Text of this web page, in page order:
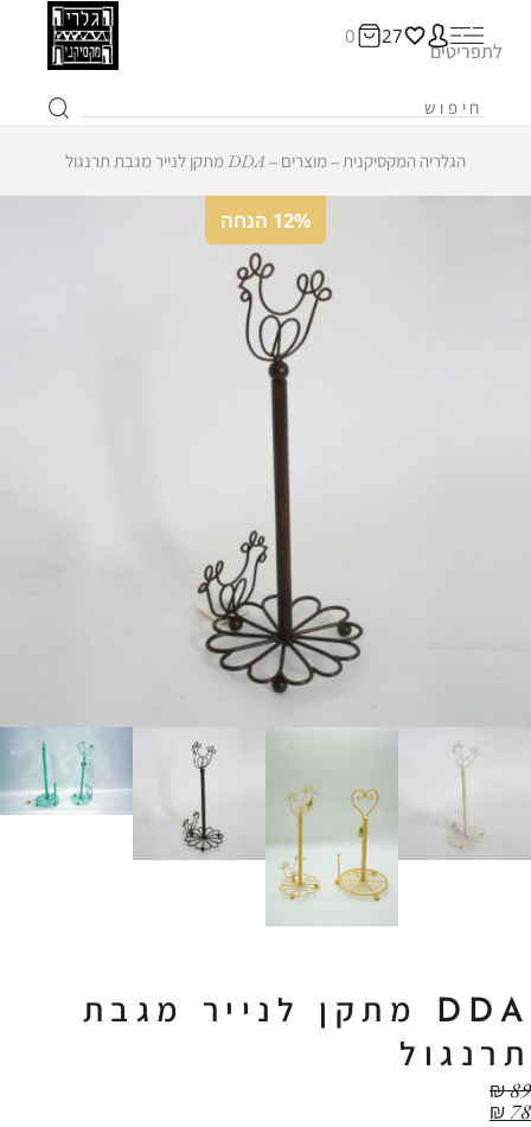
27
0
לתפריטים
הגלריה המקסיקנית ‒מוצרים ‒ DDA מתקן לנייר מגבת תרנגול
12% הנחה
DDA מתקן לנייר מגבת
תרנגול
₪89
₪ 78